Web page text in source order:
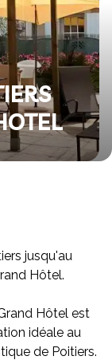
jusqu'au
Hôtel.
Hôtel est
idéale au
de Poitiers.